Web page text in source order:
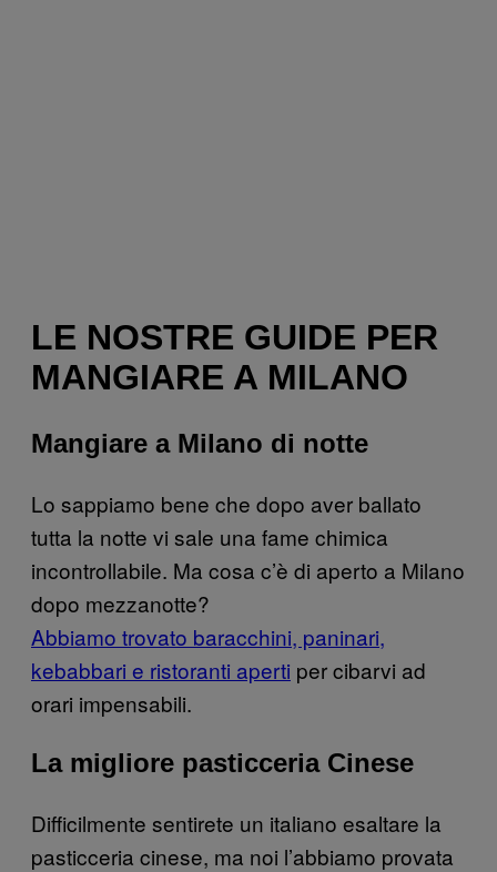
LE NOSTRE GUIDE PER
MANGIARE A MILANO
Mangiare a Milano di notte
Lo sappiamo bene che dopo aver ballato
tutta la notte vi sale una fame chimica
incontrollabile. Ma cosa c’è di aperto a Milano
dopo mezzanotte?
Abbiamo trovato baracchini, paninari,
kebabbari e ristoranti aperti per cibarvi ad
orari impensabili.
La migliore pasticceria Cinese
Difficilmente sentirete un italiano esaltare la
pasticceria cinese, ma noi l’abbiamo provata